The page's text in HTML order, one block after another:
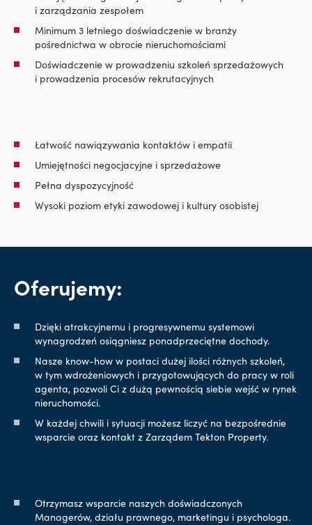
i zarządzania zespołem
Minimum 3 letniego doświadczenie w branży
pośrednictwa w obrocie nieruchomościami
Doświadczenie w prowadzeniu szkoleń sprzedażowych
i prowadzenia procesów rekrutacyjnych
Łatwość nawiązywania kontaktów i empatii
Umiejętności negocjacyjne i sprzedażowe
Pełna dyspozycyjność
Wysoki poziom etyki zawodowej i kultury osobistej
Oferujemy:
Dzięki atrakcyjnemu i progresywnemu systemowi
wynagrodzeń osiągniesz ponadprzeciętne dochody.
Nasze know-how w postaci dużej ilości różnych szkoleń,
w tym wdrożeniowych i przygotowujących do pracy w roli
agenta, pozwoli Ci z dużą pewnością siebie wejść w rynek
nieruchomości.
W każdej chwili i sytuacji możesz liczyć na bezpośrednie
wsparcie oraz kontakt z Zarządem Tekton Property.
Otrzymasz wsparcie naszych doświadczonych
Managerów, działu prawnego, marketingu i psychologa.